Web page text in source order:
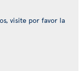
visite por favor la